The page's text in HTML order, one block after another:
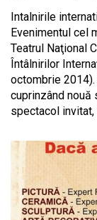
Intalnirile
Evenimentul cel
Teatrul Naţional
Întâlnirilor
octombrie 2014).
cuprinzând nouă
spectacol